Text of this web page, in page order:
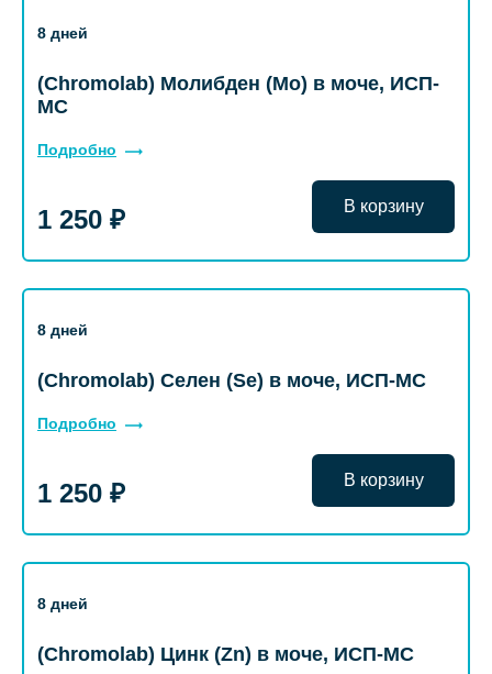
8 дней
(Chromolab) Молибден (Mo) в моче, ИСП-
МС
Подробно
1 250 ₽ В корзину
8 дней
(Chromolab) Селен (Se) в моче, ИСП-МС
Подробно
1 250 ₽ В корзину
8 дней
(Chromolab) Цинк (Zn) в моче, ИСП-МС